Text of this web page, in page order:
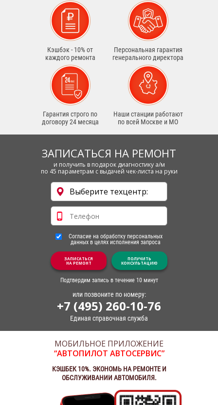
Кэшбэк - 10% от
каждого ремонта
Персональная гарантия
генерального директора
Гарантия строго по
договору 24 месяца
Наши станции работают
по всей Москве и МО
ЗАПИСАТЬСЯ НА РЕМОНТ
и получить в подарок диагностику а/м
по 45 параметрам с выдачей чек-листа на руки
Согласие на обработку персональных
данных в целях исполнения запроса
ЗАПИСАТЬСЯ
НА РЕМОНТ
ПОЛУЧИТЬ
КОНСУЛЬТАЦИЮ
Подтвердим запись в течение 10 минут
или позвоните по номеру:
+7 (495) 260-10-76
Единая справочная служба
МОБИЛЬНОЕ ПРИЛОЖЕНИЕ
“АВТОПИЛОТ АВТОСЕРВИС”
КЭШБЕК 10%. ЭКОНОМЬ НА РЕМОНТЕ И
ОБСЛУЖИВАНИИ АВТОМОБИЛЯ.